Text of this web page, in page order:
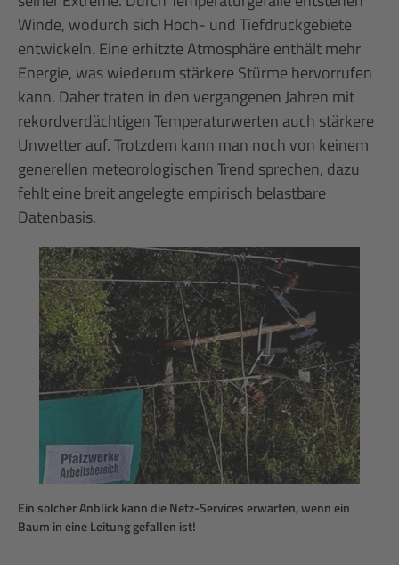
Winde, wodurch sich Hoch- und Tiefdruckgebiete
entwickeln. Eine erhitzte Atmosphäre enthält mehr
Energie, was wiederum stärkere Stürme hervorrufen
kann. Daher traten in den vergangenen Jahren mit
rekordverdächtigen Temperaturwerten auch stärkere
Unwetter auf. Trotzdem kann man noch von keinem
generellen meteorologischen Trend sprechen, dazu
fehlt eine breit angelegte empirisch belastbare
Datenbasis.
Ein solcher Anblick kann die Netz-Services erwarten, wenn ein
Baum in eine Leitung gefallen ist!